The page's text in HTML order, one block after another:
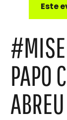
Este
PAPO
ABREU